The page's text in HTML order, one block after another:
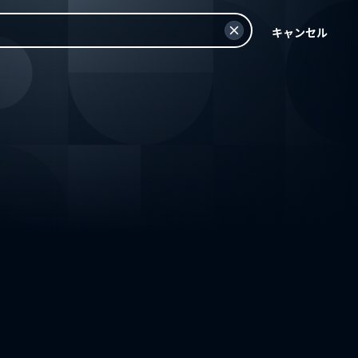
キャンセル